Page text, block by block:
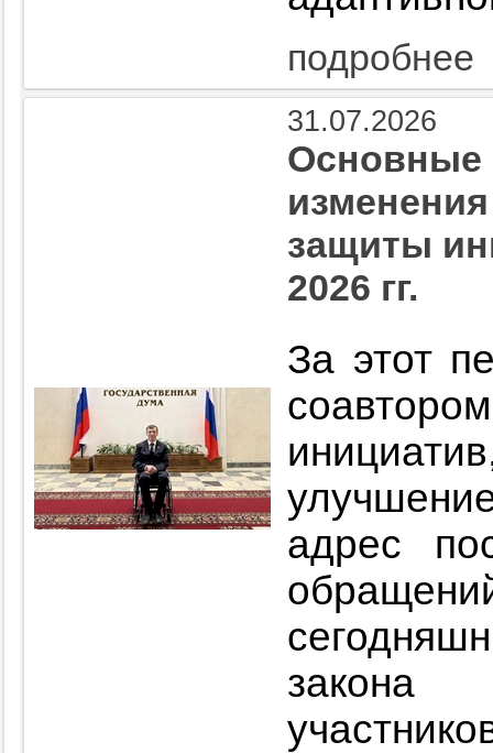
подробнее
31.07.2026
Основные
защиты
2026 гг.
За этот
адрес
закона